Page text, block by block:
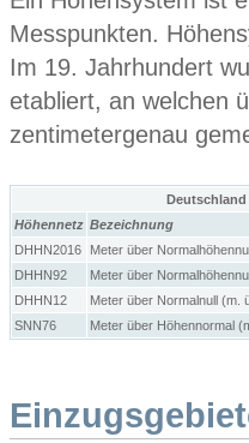
Messpunkten.
Im 19. Jahrhundert
etabliert, an welchen
zentimetergenau
Höhennetz Bezeichnung
DHHN2016
Meter über
DHHN92
Meter über
DHHN12
Meter über Normalnull (m.
SNN76
Meter über Höhennormal